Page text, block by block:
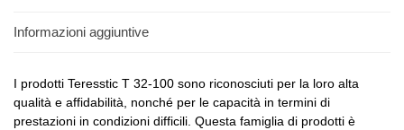
Informazioni aggiuntive
I prodotti Teresstic T 32-100 sono riconosciuti per la loro alta
qualità e affidabilità, nonché per le capacità in termini di
prestazioni in condizioni difficili. Questa famiglia di prodotti è